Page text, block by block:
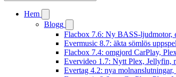
Hem
Blogg
Flacbox 7.6: Ny BASS-ljudmotor,
Evermusic 8.7: äkta sömlös
Flacbox 7.4: omgjord CarPlay,
Evervideo 1.7: Nytt Plex, Jellyfin,
Evertag 4.2: nya